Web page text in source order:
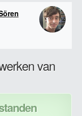
van